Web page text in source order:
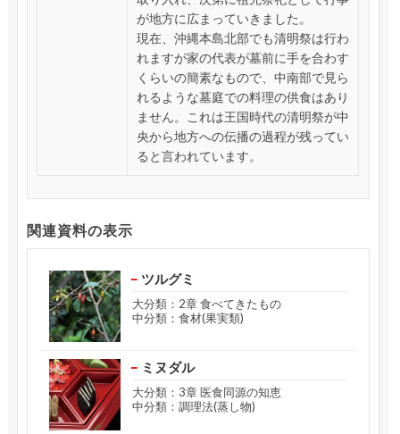
が地方に広まっていきました。
現在、沖縄本島北部でも清明祭は行わ
れますが家の代表が墓前に手を合わす
くらいの簡素なもので、中南部で見ら
れるような墓庭での料理の供食はあり
ません。これは王国時代の清明祭が中
央から地方への伝播の過程が残ってい
ると言われています。
関連資料の表示
ツルグミ
大分類：2章 食べてきたもの
中分類：食材(果実類)
ミヌダル
大分類：3章 医食同源の知恵
中分類：調理法(蒸し物)